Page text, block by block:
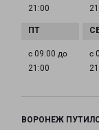
21:00
с 09:00 до
21:00
с
ВОРОНЕЖ